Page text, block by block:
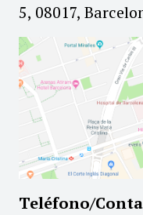
5, 08017,
Teléfono/